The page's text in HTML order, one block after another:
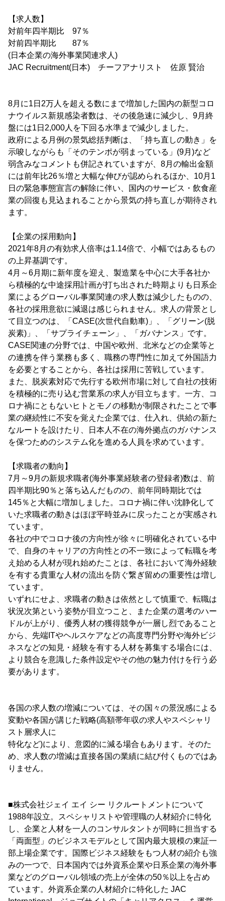
【求人数】
対前年四半期比 97％
対前四半期比 87％
(日本企業の海外事業関連求人)
JAC Recruitment(日本) チーフアナリスト 佐原 賢治
8月に1日2万人を超える数にまで増加した国内の新型コロ
ナウイルス新規感染者数は、その後急速に減少し、9月終
盤には1日2,000人を下回る水準まで減少しました。
政府による月例の景気総括判断は、「持ち直しの動き」を
示唆しながらも「そのテンポが弱まっている」(9月)など
弱含みなコメントも併記されていますが、8月の輸出金額
には前年比26％増と大幅な伸びが認められるほか、10月1
日の緊急事態宣言の解除に伴い、国内のサービス・飲食産
業の回復も見込まれることから景気の持ち直しが期待され
ます。
【企業の採用動向】
2021年8月の有効求人倍率は1.14倍で、小幅ではあるもの
の上昇基調です。
4月～6月期に新年度を迎え、製造業を中心に大手各社か
ら積極的な中途採用計画が打ち出された時期よりも日系企
業によるグローバル事業関連の求人数は減少したものの、
各社の採用意欲に減退は感じられません。求人の背景とし
て目立つのは、「CASE(次世代自動車)」、「グリーン(脱
炭素)」、「サプライチェーン」、「ガバナンス」です。
CASE関連の分野では、中国や欧州、北米などの企業等と
の連携を伴う業務も多く、職務の専門性に加えて外国語力
を必要とすることから、各社は採用に苦戦しています。
また、脱炭素対応で先行する欧州市場に対して自社の技術
を積極的に売り込む営業系の求人が目立ちます。一方、コ
ロナ禍にともないヒトとモノの移動が制限されたことで事
業の継続性に不安を覚えた企業では、仕入れ、供給の新た
なルートを設けたり、日本人不在の海外拠点のガバナンス
を保つためのシステム化を進める人員を求めています。
【求職者の動向】
7月～9月の新規求職者(海外事業経験者の登録者)数は、前
四半期比90％と落ち込んだものの、前年同時期比では
145％と大幅に増加しました。コロナ禍に伴い沈静化して
いた求職者の動きはほぼ平時並みに戻ったことが実感され
ています。
各社の中でコロナ後の方向性が徐々に明確化されている中
で、自身のキャリアの方向性との不一致によって転職を考
え始める人材が現れ始めたことは、各社において海外経験
を有する貴重な人材の流出を防ぐ繋ぎ留めの重要性は増し
ています。
いずれにせよ、求職者の動きは依然として慎重で、転職は
状況次第という姿勢が目立つこと、また企業の選考のハー
ドルが上がり、優秀人材の獲得競争が一層し烈であること
から、先端ITやヘルスケアなどの高度専門分野や海外ビジ
ネスなどの知見・経験を有する人材を募集する場合には、
より競合を意識した条件設定やその他の魅力付けを行う必
要があります。
各国の求人数の増減については、その国々の景況感による
変動や各国が講じた戦略(高額帯年収の求人やスペシャリ
スト層求人に
特化など)により、意図的に減る場合もあります。そのた
め、求人数の増減は直接各国の業績に結び付くものではあ
りません。
■株式会社ジェイ エイ シー リクルートメントについて
1988年設立。スペシャリストや管理職の人材紹介に特化
し、企業と人材を一人のコンサルタントが同時に担当する
「両面型」のビジネスモデルとして国内最大規模の東証一
部上場企業です。国際ビジネス経験をもつ人材の紹介も強
みの一つで、日本国内では外資系企業や日系企業の海外事
業などのグローバル領域の売上が全体の50％以上を占め
ています。外資系企業の人材紹介に特化した JAC